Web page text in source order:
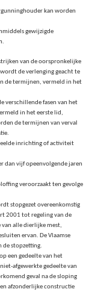
kan worden
gewijzigde
van de oorspronkelijke
de verlenging geacht te
de termijnen, vermeld in het
verschillende fasen van het
in het eerste lid,
de termijnen van verval
inrichting of activiteit
dan vijf opeenvolgende jaren
veroorzaakt ten gevolge
stopgezet overeenkomstig
2001 tot regeling van de
alle dierlijke mest,
ervan. De Vlaamse
de stopzetting.
een gedeelte van het
afgewerkte gedeelte van
geval na de sloping
afzonderlijke constructie